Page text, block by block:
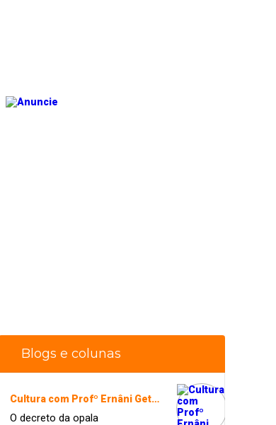
Blogs e colunas
Cultura com Profº Ernâni Getirana
O decreto da opala